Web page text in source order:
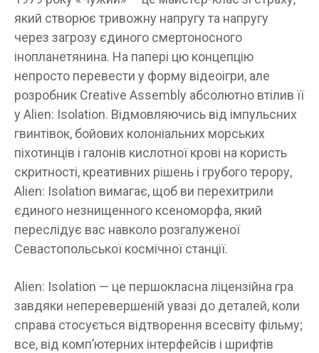
який створює тривожну напругу та напругу
через загрозу єдиного смертоносного
інопланетянина. На папері цю концепцію
непросто перевести у форму відеоігри, але
розробник Creative Assembly абсолютно втілив її
у Alien: Isolation. Відмовляючись від імпульсних
гвинтівок, бойових колоніальних морських
піхотинців і галонів кислотної крові на користь
скритності, креативних рішень і грубого терору,
Alien: Isolation вимагає, щоб ви перехитрили
єдиного незнищенного ксеноморфа, який
переслідує вас навколо розгалуженої
Севастопольської космічної станції.
Alien: Isolation — це першокласна ліцензійна гра
завдяки неперевершеній увазі до деталей, коли
справа стосується відтворення всесвіту фільму;
все, від комп’ютерних інтерфейсів і шрифтів